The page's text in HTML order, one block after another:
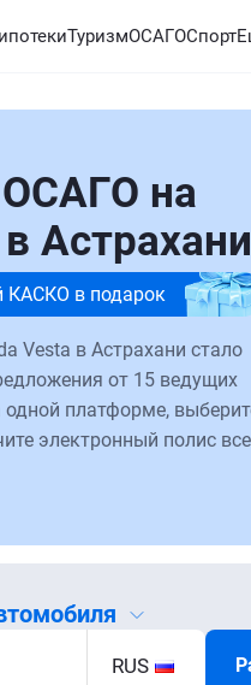
ТуризмОСАГОСпорт
на
Астрахани
КАСКО в подарок
Vesta в Астрахани стало
от 15 ведущих
платформе,
электронный полис
RUS